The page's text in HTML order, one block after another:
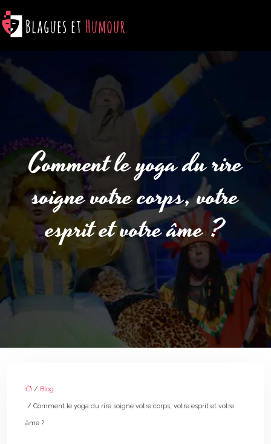
Comment le yoga du rire
soigne votre corps, votre
esprit et votre âme ?
/ Blog
/ Comment le yoga du rire soigne votre corps, votre esprit et votre
âme ?